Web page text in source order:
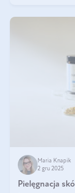
Maria Knapik
2 gru 2025
Pielęgnacja